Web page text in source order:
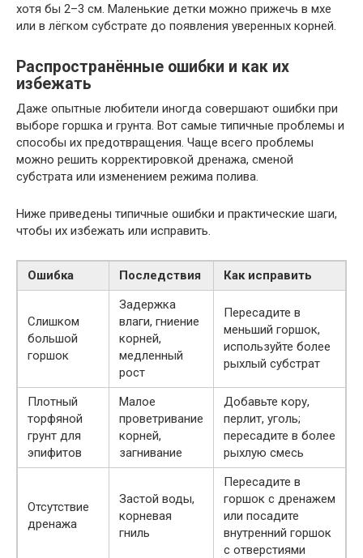
хотя бы 2–3 см. Маленькие детки можно прижечь в мхе
или в лёгком субстрате до появления уверенных корней.
Распространённые ошибки и как их
избежать
Даже опытные любители иногда совершают ошибки при
выборе горшка и грунта. Вот самые типичные проблемы и
способы их предотвращения. Чаще всего проблемы
можно решить корректировкой дренажа, сменой
субстрата или изменением режима полива.
Ниже приведены типичные ошибки и практические шаги,
чтобы их избежать или исправить.
Ошибка Последствия Как исправить
Слишком
большой
горшок
Задержка
влаги, гниение
корней,
медленный
рост
Пересадите в
меньший горшок,
используйте более
рыхлый субстрат
Плотный
торфяной
грунт для
эпифитов
Малое
проветривание
корней,
загнивание
Добавьте кору,
перлит, уголь;
пересадите в более
рыхлую смесь
Отсутствие
дренажа
Застой воды,
корневая
гниль
Пересадите в
горшок с дренажем
или посадите
внутренний горшок
с отверстиями